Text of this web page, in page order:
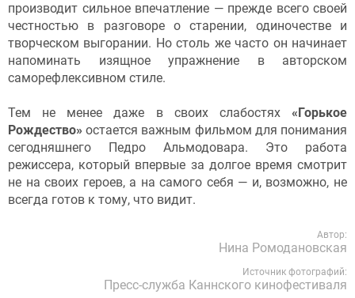
производит сильное впечатление — прежде всего своей
честностью в разговоре о старении, одиночестве и
творческом выгорании. Но столь же часто он начинает
напоминать изящное упражнение в авторском
саморефлексивном стиле.
Тем не менее даже в своих слабостях «Горькое
Рождество» остается важным фильмом для понимания
сегодняшнего Педро Альмодовара. Это работа
режиссера, который впервые за долгое время смотрит
не на своих героев, а на самого себя — и, возможно, не
всегда готов к тому, что видит.
Автор:
Нина Ромодановская
Источник фотографий:
Пресс-служба Каннского кинофестиваля